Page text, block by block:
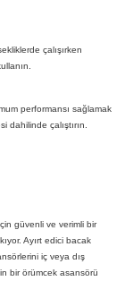
çalışırken
performansı sağlamak
dahilinde çalıştırın.
güvenli ve verimli bir
Ayırt edici bacak
iç veya dış
bir örümcek asansörü